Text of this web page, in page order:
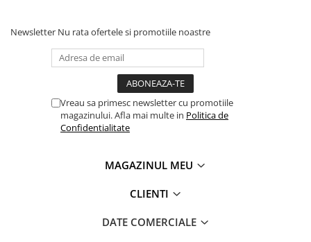
Newsletter Nu rata ofertele si promotiile noastre
Vreau sa primesc newsletter cu promotiile
magazinului. Afla mai multe in Politica de
Confidentialitate
MAGAZINUL MEU
CLIENTI
DATE COMERCIALE